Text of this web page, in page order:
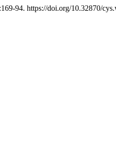
94. https://doi.org/10.32870/